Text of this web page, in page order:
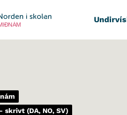
skrivt (DA, NO, SV)